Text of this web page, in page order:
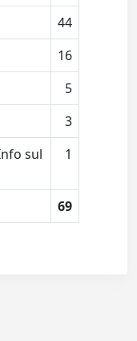
44
16
5
3
sul
1
69